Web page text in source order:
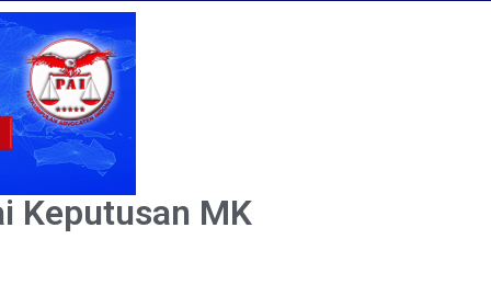
Keputusan MK